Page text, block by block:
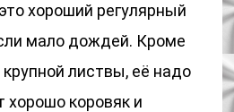
хороший регулярный
мало дождей. Кроме
крупной листвы, её надо
хорошо коровяк и